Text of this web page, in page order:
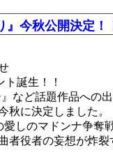
今秋公開決定！
誕生！！
など話題作品への
秋に決定しました。
しのマドンナ争奪
者役者の妄想が炸